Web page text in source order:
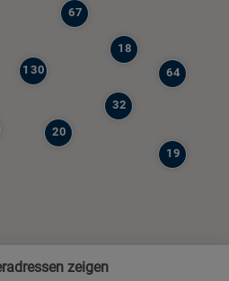
64
67
130
19
18
32
20
zeigen